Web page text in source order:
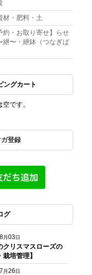
材・肥料・土
約・お取り寄せ】らせ
紲〜・紲鉢（つなぎば
ングカート
です。
登録
グ
月03日
クリスマスローズの
培管理】
月26日